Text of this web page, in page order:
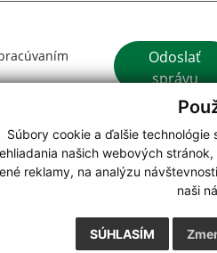
Súbory cookie a ďalšie
našich webových
reklamy, na analýzu
naši
SÚHLASÍM
GoogleOdoslať
správu
s
2,
s.r.o.